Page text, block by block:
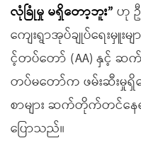
လုံခြုံမှု မရှိတော့ဘူး” ဟု ဦ
ကျေးရွာအုပ်ချုပ်ရေးမှူးမ
င့်တပ်တော် (AA) နှင့်
တပ်မတော်က ဖမ်းဆီးမှုရှိ
စာများ ဆက်တိုက်တင်နေ
ပြောသည်။